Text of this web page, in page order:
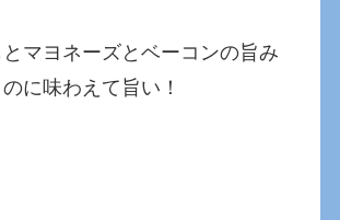
とマヨネーズとベーコンの旨み
に味わえて旨い！